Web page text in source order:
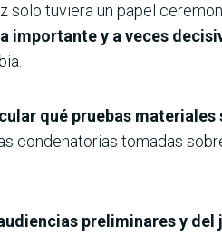
solo tuviera un papel
importante y a veces
qué pruebas
condenatorias tomadas
preliminares y